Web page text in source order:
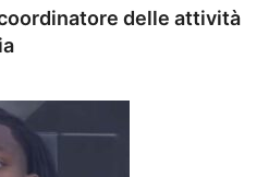
delle attività